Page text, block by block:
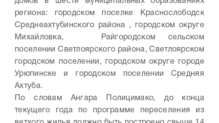
региона: городском поселке Краснослободск
Среднеахтубинского района , городском округе
Михайловка, Райгородском сельском
поселении Светлоярского района, Светлоярском
городском поселении, городском округе городе
Урюпинске и городском поселении Средняя
Ахтуба.
По словам Ангара Полицимако, до конца
текущего года по программе переселения из